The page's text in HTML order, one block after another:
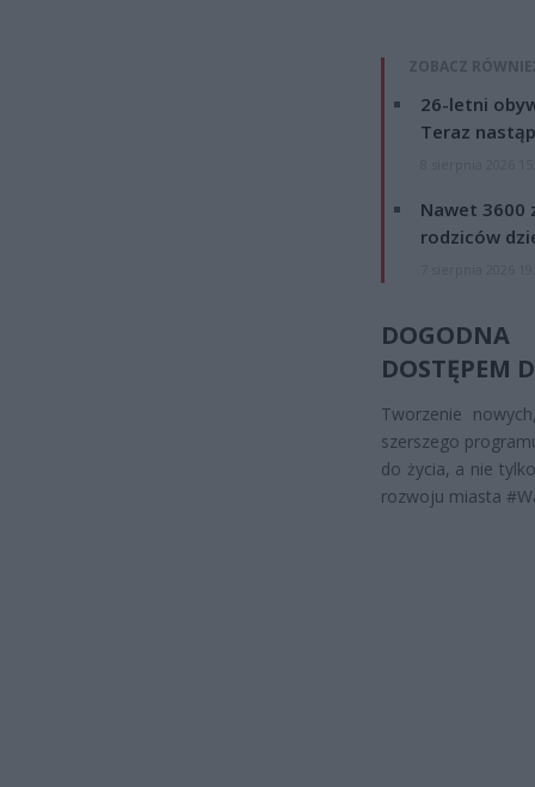
ZOBACZ
26-letni
Teraz
Nawet 3600
rodziców
DOSTĘPEM
Tworzenie
szerszego
do życia, a nie
rozwoju miasta